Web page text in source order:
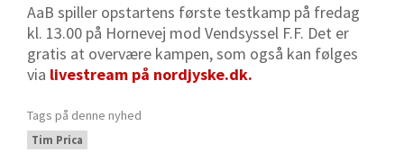
AaB spiller opstartens første testkamp på fredag
kl. 13.00 på Hornevej mod Vendsyssel F.F. Det er
gratis at overvære kampen, som også kan følges
via livestream på nordjyske.dk.
Tags på denne nyhed
Tim Prica